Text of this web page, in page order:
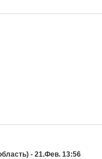
- 21.Фев. 13:56